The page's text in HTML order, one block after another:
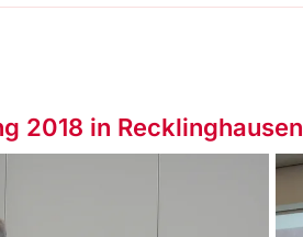
2018 in Recklinghausen